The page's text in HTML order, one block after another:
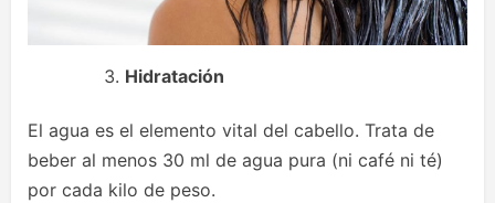
Hidratación
El agua es el elemento vital del cabello. Trata de
beber al menos 30 ml de agua pura (ni café ni té)
por cada kilo de peso.